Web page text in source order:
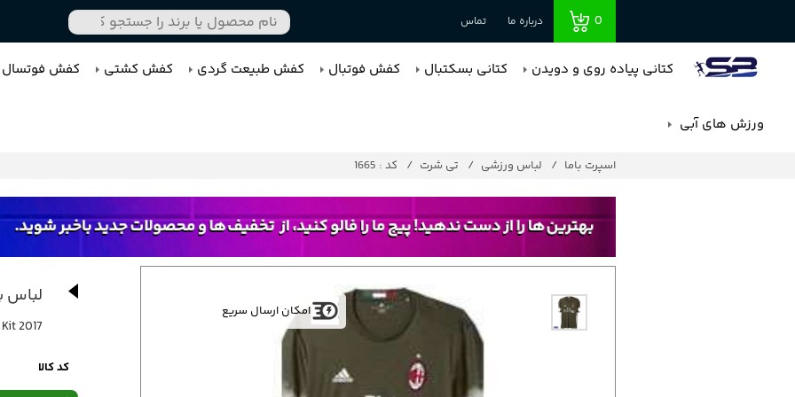
0 درباره ما تماس
کتانی پیاده روی و دویدن کتانی بسکتبال کفش فوتبال کفش طبیعت گردی کفش کشتی کفش فوتسال
ورزش های آبی
اسپرت باما لباس ورزشی تی شرت کد : 1665
امکان ارسال سریع
لباس
2017 t-shirt Ac Milan New Kit
کد کالا